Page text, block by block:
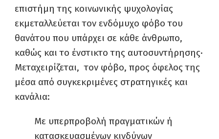
επιστήμη της κοινωνικής ψυχολογίας
εκμεταλλεύεται τον ενδόμυχο φόβο του
θανάτου που υπάρχει σε κάθε άνθρωπο,
καθώς και το ένστικτο της αυτοσυντήρησης·
Μεταχειρίζεται, τον φόβο, προς όφελος της
μέσα από συγκεκριμένες στρατηγικές και
κανάλια:
Με υπερπροβολή πραγματικών ή
κατασκευασμένων κινδύνων